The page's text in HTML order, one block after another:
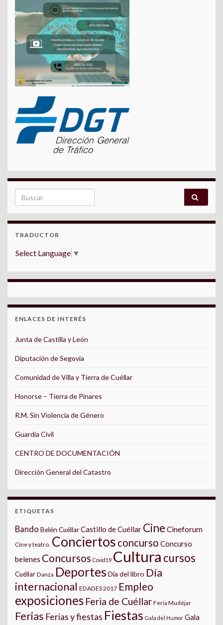
Search for:
TRADUCTOR
Select Language ▼
ENLACES DE INTERÉS
Junta de Castilla y León
Diputación de Segovia
Comunidad de Villa y Tierra de Cuéllar
Honorse – Tierra de Pinares
R.M. Sin Violencia de Género
Guardia Civil
CENTRO DE DOCUMENTACIÓN
Dirección General del Catastro
ETIQUETAS
Bando Belén CuéllarCastillo de Cuéllar Cine Cineforum
Cine y teatro. Conciertos concurso Concurso
belenes Concursos Covid19 Cultura cursos
Cuéllar Danza Deportes Día del libro Día
internacional EDADES 2017 Empleo
exposiciones Feria de Cuéllar Feria Mudéjar
Ferias Ferias y fiestas Fiestas Gala del Humor Gala